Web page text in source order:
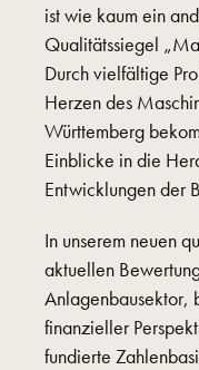
ist wie kaum ein
Qualitätssiegel
Durch vielfältige
Herzen des
Württemberg
Einblicke in die
Entwicklungen der
In unserem neuen
aktuellen
Anlagenbausektor,
finanzieller
fundierte